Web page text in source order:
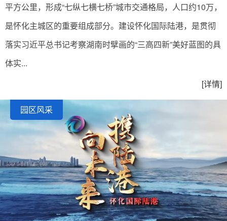
平方公里，形成“七纵七横七桥”城市交通格局，人口约10万，
是怀化主城区的重要组成部分。建设怀化国际陆港，是贯彻
落实习近平总书记考察湖南时擘画的“三高四新”美好蓝图的具
体实...
[详情]
园区风采